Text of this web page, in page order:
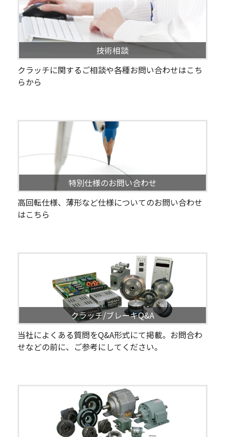
技術相談
クラッチに関するご相談や各種お問い合わせはこち
らから
特別仕様のお問い合わせ
高回転仕様、薄形など仕様についてのお問い合わせ
はこちら
クラッチ/ブレーキQ&A
当社によくある質問をQ&A形式にて掲載。お問合わ
せなどの前に、ご参考にしてください。